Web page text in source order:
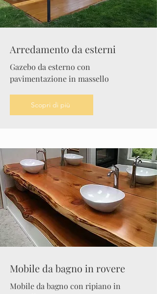
Arredamento da esterni
Gazebo da esterno con
pavimentazione in massello
Scopri di più
Mobile da bagno in rovere
Mobile da bagno con ripiano in